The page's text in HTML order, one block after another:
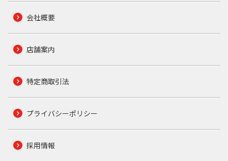
会社概要
店舗案内
特定商取引法
プライバシーポリシー
採用情報